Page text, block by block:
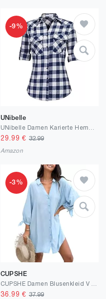
-9%
UNibelle
29.99 € 32.99
Amazon
-3%
CUPSHE
36.99 € 37.99